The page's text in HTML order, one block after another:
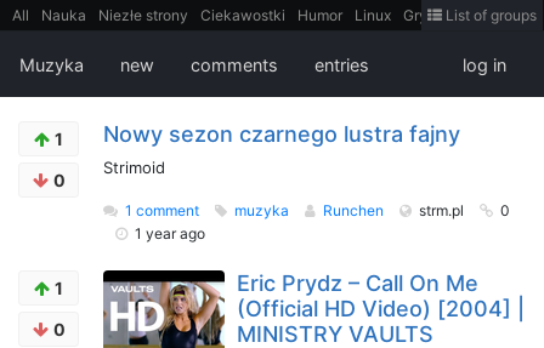
All Nauka Niezłe strony Ciekawostki Humor Linux Gry
Teh
Bezpieczeństwo
Książki Sugestie FotoHistoria
Truelolcontent
Matematyka
FilmyDokumentalne
gify
Cytaty Mapy Film Android itt Tradycyjne gry
List of groups
Muzyka new comments entries log in
1
0
Nowy sezon czarnego lustra fajny
Strimoid
1 comment muzyka Runchen strm.pl
0
1 year ago
1
0
Eric Prydz – Call On Me
(Official HD Video) [2004] |
MINISTRY VAULTS